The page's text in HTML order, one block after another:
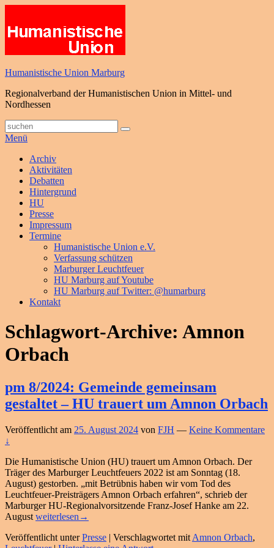
springen
Humanistische Union Marburg
Regionalverband der Humanistischen Union in Mittel- und
Nordhessen
Suche
nach:
Suchen
Menü
Primäres
Menü
Archiv
Aktivitäten
Debatten
Hintergrund
HU
Presse
Impressum
Termine
Humanistische Union e.V.
Verfassung schützen
Marburger Leuchtfeuer
HU Marburg auf Youtube
HU Marburg auf Twitter: @humarburg
Kontakt
Schlagwort-Archive: Amnon
Orbach
pm 8/2024: Gemeinde gemeinsam
gestaltet – HU trauert um Amnon Orbach
Veröffentlicht am 25. August 2024 von FJH — Keine Kommentare
↓
Die Humanistische Union (HU) trauert um Amnon Orbach. Der
Träger des Marburger Leuchtfeuers 2022 ist am Sonntag (18.
August) gestorben. „mit Betrübnis haben wir vom Tod des
Leuchtfeuer-Preisträgers Amnon Orbach erfahren“, schrieb der
Marburger HU-Regionalvorsitzende Franz-Josef Hanke am 22.
August pm
Gemeinde
weiterlesen →
Veröffentlicht unter Presse | Verschlagwortet mit Amnon Orbach,